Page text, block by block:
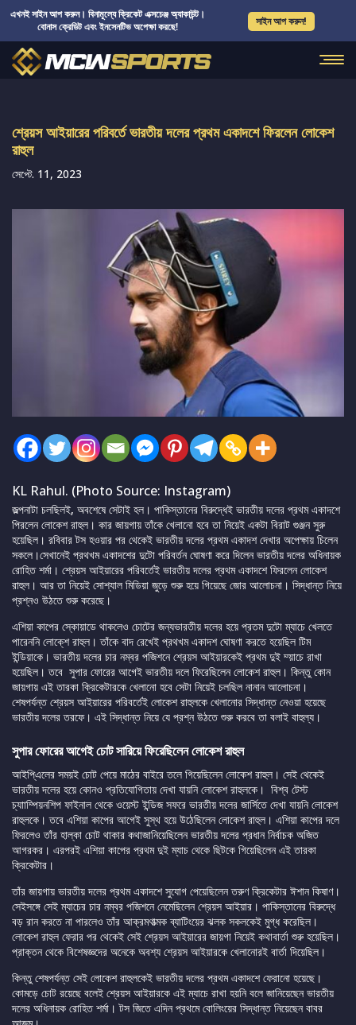
এখনই সাইন আপ করুন। বিনামূল্যে ক্রিকেট এক্সচেঞ্জ অ্যাকাউন্ট।
বোনাস ক্রেডিট এবং ইনসেনটিভ অপেক্ষা করছে!
সাইন আপ করুন!
শ্রেয়স আইয়ারের পরিবর্তে ভারতীয় দলের প্রথম একাদশে ফিরলেন লোকেশ
রাহুল
সেপ্টে. 11, 2023
KL Rahul. (Photo Source: Instagram)
জল্পনাটা চলছিলই, অবশেষে সেটাই হল। পাকিস্তানের বিরুদ্ধেই ভারতীয় দলের প্রথম একাদশে
পিরলেন লোকেশ রাহুল। কার জায়গায় তাঁকে খেলানো হবে তা নিয়েই একটা বিরাট গুঞ্জন সুরু
হয়েছিল। রবিবার টস হওয়ার পর থেকেই ভারতীয় দলের প্রথম একাদশ দেখার অপেক্ষায় চিলেন
সকলে।সেখানেই প্রথখম একাদশের দুটো পরিবর্তন ঘোষণা করে দিলেন ভারতীয় দলের অধিনায়ক
রোহিত শর্মা। শ্রেয়স আইয়ারের পরিবর্তেই ভারতীয় দলের প্রথম একাদশে ফিরলেন লোকেশ
রাহুল। আর তা নিয়েই সোশ্যাল মিডিয়া জুড়ে শুরু হয়ে গিয়েছে জোর আলোচনা। সিদ্ধান্ত নিয়ে
প্রশ্নও উঠতে শুরু করেছে।
এশিয়া কাপের স্কোয়াডে থাকলেও চোটের জন্যভারতীয় দলের হয়ে প্রতম দুটো ম্যাচে খেলতে
পারেননি লোকে্শ রাহুল। তাঁকে বাদ রেখেই প্রথখম একাদশ ঘোষণা করতে হয়েছিল টিম
ইন্ডিয়াকে। ভারতীয় দলের চার নম্বর পজিশনে শ্রেয়স আইয়ারকেই প্রথম দুই ম্য়াচে রাখা
হয়েছিল। তবে সুপার ফোরের আগেই ভারতীয় দলে ফিরেছিলেন লোকেশ রাহুল। কিন্তু কোন
জায়গায় এই তারকা ক্রিকেটারকে খেলানো হবে সেটা নিয়েই চলছিল নানান আলোচনা।
শেষপর্যন্ত শ্রেয়স আইয়ারের পরিবর্তেই লোকেশ রাহুলকে খেলানোর সিদ্ধান্ত নেওয়া হয়েছে
ভারতীয় দলের তরফে। এই সিদ্ধান্ত নিয়ে যে প্রশ্ন উঠতে শুরু করবে তা বলাই বাহুল্য।
সুপার ফোরের আগেই চোট সারিয়ে ফিরেছিলেন লোকেশ রাহুল
আইপি্এলের সময়ই চোট পেয়ে মাঠের বাইরে তলে গিয়েছিলেন লোকেশ রাহুল। সেই থেকেই
ভারতীয় দলের হয়ে কোনও প্রতিযোগিতায় দেখা যায়নি লোকেশ রাহুলকে। বিশ্ব টেস্ট
চ্যাাম্পিয়নশিপ ফাইনাল থেকে ওয়েস্ট ইন্ডিজ সফরে ভারতীয় দলের জার্সিতে দেখা যায়নি লোকেশ
রাহুলকে। তবে এশিয়া কাপের আগেই সুস্থ হয়ে উঠেছিলেন লোকেশ রাহুল। এশিয়া কাপের দলে
ফিরলেও তাঁর হাল্কা চোট থাকার কথাজানিয়েছিলেন ভারতীয় দলের প্রধান নির্বাচক অজিত
আগরকর। এরপরই এশিয়া কাপের প্রথম দুই ম্যাচ থেকে ছিটকে গিয়েছিলেন এই তারকা
ক্রিকেটার।
তাঁর জায়গায় ভারতীয় দলের প্রথম একাদশে সুযোগ পেয়েছিলেন তরুণ ক্রিকেটার ঈশান কিষাণ।
সেইসঙ্গে সেই ম্যাচের চার নম্বর পজিশনে নেমেছিলেন শ্রেয়স আইয়ার। পাকিস্তানের বিরুদ্ধে
বড় রান করতে না পারলেও তাঁর আক্রমণাত্মক ব্যাটিংয়ের ঝলক সকলকেই মুগ্ধ করেছিল।
লোকেশ রাহুল ফেরার পর থেকেই সেই শ্রেয়স আইয়ারের জায়গা নিয়েই কথাবার্তা শুরু হয়েছিল।
প্রাক্তন থেকে বিশেষজ্ঞদের অনেকে অবশ্য শ্রেয়স আইয়ারকে খেলানোরই বার্তা দিয়েছিল।
কিন্তু শেষপর্যন্ত সেই লোকেশ রাহুলকেই ভারতীয় দলের প্রথম একাদশে ফেরানো হয়েছে।
কোমড়ে চোট রয়েছে বলেই শ্রেয়স আইয়ারকে এই ম্যাচে রাখা হয়নি বলে জানিয়েছেন ভারতীয়
দলের অধিনায়ক রোহিত শর্মা। টস জিতে এদিন প্রথমে বোলিংয়ের সিদ্ধান্ত নিয়েছেন বাবর